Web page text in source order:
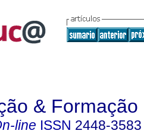
& Formação
line ISSN 2448-3583